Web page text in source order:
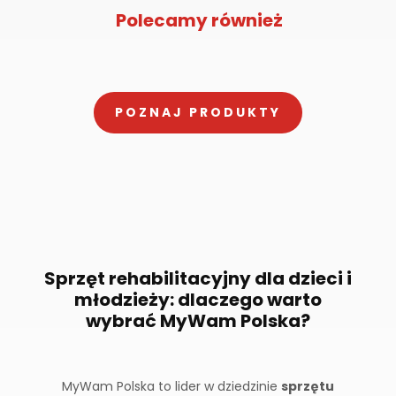
Polecamy również
POZNAJ PRODUKTY
Sprzęt rehabilitacyjny dla dzieci i
młodzieży: dlaczego warto
wybrać MyWam Polska?
MyWam Polska to lider w dziedzinie sprzętu